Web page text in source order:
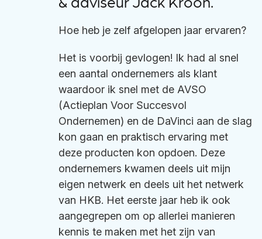
Hoe heb je zelf afgelopen jaar ervaren?
Het is voorbij gevlogen! Ik had al snel
een aantal ondernemers als klant
waardoor ik snel met de AVSO
(Actieplan Voor Succesvol
Ondernemen) en de DaVinci aan de slag
kon gaan en praktisch ervaring met
deze producten kon opdoen. Deze
ondernemers kwamen deels uit mijn
eigen netwerk en deels uit het netwerk
van HKB. Het eerste jaar heb ik ook
aangegrepen om op allerlei manieren
kennis te maken met het zijn van